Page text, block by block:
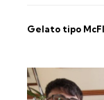
Gelato tipo